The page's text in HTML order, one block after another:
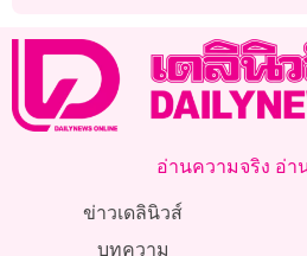
อ่านความจริง อ่า
ข่าวเดลินิวส์
บทความ